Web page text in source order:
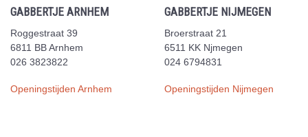
GABBERTJE ARNHEM
Roggestraat 39
6811 BB Arnhem
026 3823822
Openingstijden Arnhem
GABBERTJE NIJMEGEN
Broerstraat 21
6511 KK Njmegen
024 6794831
Openingstijden Nijmegen